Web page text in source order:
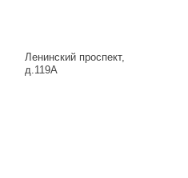
Ленинский проспект,
д.119А